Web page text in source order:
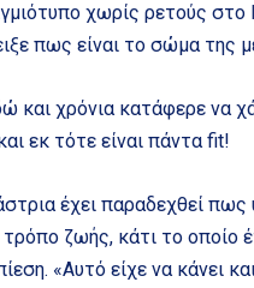
χωρίς ρετούς στο
πως είναι το σώμα της
και χρόνια κατάφερε να
εκ τότε είναι πάντα fit!
έχει παραδεχθεί πως
τρόπο ζωής, κάτι το οποίο
«Αυτό είχε να κάνει